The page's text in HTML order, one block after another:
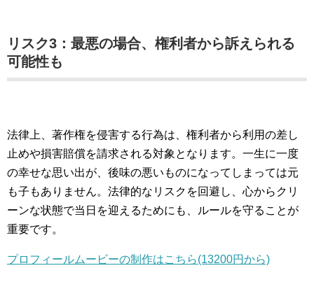
リスク3：最悪の場合、権利者から訴えられる
可能性も
法律上、著作権を侵害する行為は、権利者から利用の差し
止めや損害賠償を請求される対象となります。一生に一度
の幸せな思い出が、後味の悪いものになってしまっては元
も子もありません。法律的なリスクを回避し、心からクリ
ーンな状態で当日を迎えるためにも、ルールを守ることが
重要です。
プロフィールムービーの制作はこちら(13200円から)